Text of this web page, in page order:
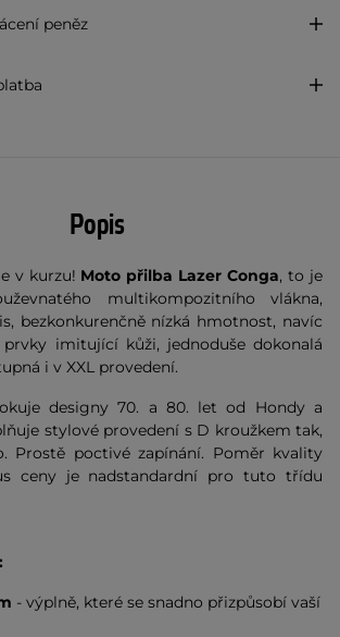
peněz
Popis
v kurzu! Moto přilba Lazer Conga, to je
multikompozitního vlákna,
bezkonkurenčně nízká hmotnost, navíc
imitující kůži, jednoduše dokonalá
i v XXL provedení.
designy 70. a 80. let od Hondy a
stylové provedení s D kroužkem tak,
Prostě poctivé zapínání. Poměr kvality
ceny je nadstandardní pro tuto třídu
- výplně, které se snadno přizpůsobí vaší